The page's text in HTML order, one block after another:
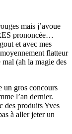
mais j’avoue
prononcée…
et avec mes
flatteur
(ah la magie des
un gros concours
l’an dernier.
des produits Yves
à aller jeter un